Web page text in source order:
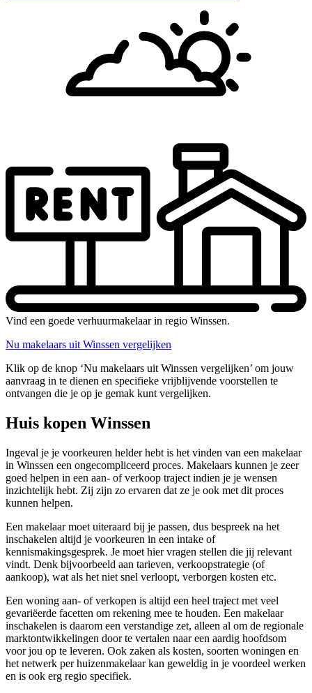
Vind een goede verhuurmakelaar in regio Winssen.
Nu makelaars uit Winssen vergelijken
Klik op de knop ‘Nu makelaars uit Winssen vergelijken’ om jouw
aanvraag in te dienen en specifieke vrijblijvende voorstellen te
ontvangen die je op je gemak kunt vergelijken.
Huis kopen Winssen
Ingeval je je voorkeuren helder hebt is het vinden van een makelaar
in Winssen een ongecompliceerd proces. Makelaars kunnen je zeer
goed helpen in een aan- of verkoop traject indien je je wensen
inzichtelijk hebt. Zij zijn zo ervaren dat ze je ook met dit proces
kunnen helpen.
Een makelaar moet uiteraard bij je passen, dus bespreek na het
inschakelen altijd je voorkeuren in een intake of
kennismakingsgesprek. Je moet hier vragen stellen die jij relevant
vindt. Denk bijvoorbeeld aan tarieven, verkoopstrategie (of
aankoop), wat als het niet snel verloopt, verborgen kosten etc.
Een woning aan- of verkopen is altijd een heel traject met veel
gevariëerde facetten om rekening mee te houden. Een makelaar
inschakelen is daarom een verstandige zet, alleen al om de regionale
marktontwikkelingen door te vertalen naar een aardig hoofdsom
voor jou op te leveren. Ook zaken als kosten, soorten woningen en
het netwerk per huizenmakelaar kan geweldig in je voordeel werken
en is ook erg regio specifiek.